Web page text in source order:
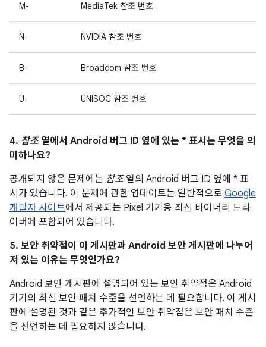
M- MediaTek 참조 번호
N- NVIDIA 참조 번호
B- Broadcom 참조 번호
U- UNISOC 참조 번호
4. 참조열에서 Android 버그 ID 옆에 있는 * 표시는 무엇을 의
미하나요?
공개되지 않은 문제에는 참조열의 Android 버그 ID 옆에 * 표
시가 있습니다. 이 문제에 관한 업데이트는 일반적으로 Google
개발자 사이트에서 제공되는 Pixel 기기용 최신 바이너리 드라
이버에 포함되어 있습니다.
5. 보안 취약점이 이 게시판과 Android 보안 게시판에 나누어
져 있는 이유는 무엇인가요?
Android 보안 게시판에 설명되어 있는 보안 취약점은 Android
기기의 최신 보안 패치 수준을 선언하는 데 필요합니다. 이 게시
판에 설명된 것과 같은 추가적인 보안 취약점은 보안 패치 수준
을 선언하는 데 필요하지 않습니다.